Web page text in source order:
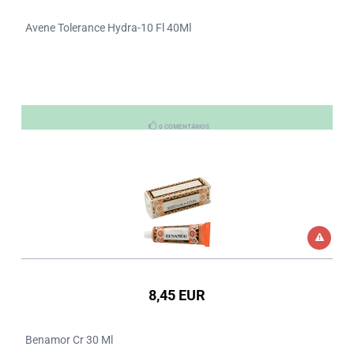
Avene Tolerance Hydra-10 Fl 40Ml
0 COMENTÁRIOS
8,45 EUR
Benamor Cr 30 Ml